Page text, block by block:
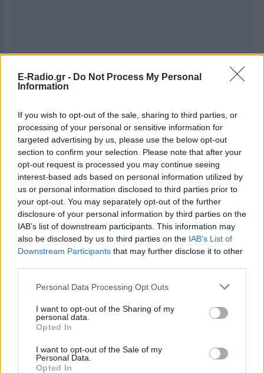
E-Radio.gr - Do Not Process My Personal
Information
If you wish to opt-out of the sale, sharing to third parties, or
processing of your personal or sensitive information for
targeted advertising by us, please use the below opt-out
section to confirm your selection. Please note that after your
opt-out request is processed you may continue seeing
interest-based ads based on personal information utilized by
us or personal information disclosed to third parties prior to
your opt-out. You may separately opt-out of the further
disclosure of your personal information by third parties on the
IAB’s list of downstream participants. This information may
also be disclosed by us to third parties on the IAB’s List of
Downstream Participants that may further disclose it to other
Personal Data Processing Opt Outs
I want to opt-out of the Sharing of my
personal data.
Opted In
I want to opt-out of the Sale of my
Personal Data.
Opted In
Ακολουθήστε το E-Radio.gr στοGoogle News
και μάθετε πρώτοιτα πιο hot νέα.
Εσύ μπήκες στο E-Daily.gr; Τα νέα της ημέρας
και ότι σου κάνει κλικ!
Ακολουθήστε το E-Radio.gr και στο Instagram
ΔΙΑΦΗΜΙΣΗ